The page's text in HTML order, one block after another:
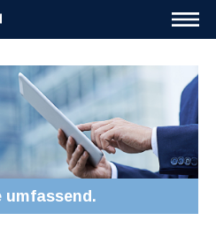
umfassend.